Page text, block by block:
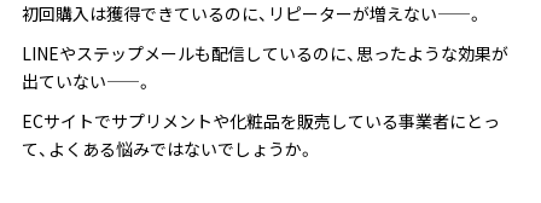
初回購入は獲得できているのに、リピーターが増えない——。
LINEやステップメールも配信しているのに、思ったような効果が
出ていない——。
ECサイトでサプリメントや化粧品を販売している事業者にとっ
て、よくある悩みではないでしょうか。